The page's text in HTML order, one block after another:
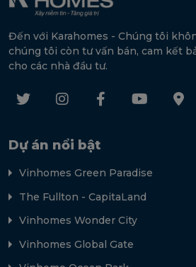
Đến với Karahomes - Chúng tôi
chúng tôi còn tư vấn bán, cam kết
cho các nhà đầu tư.
Dự án nổi bật
Vinhomes Green Paradise
The Fullton - CapitaLand
Vinhomes Wonder City
Vinhomes Global Gate